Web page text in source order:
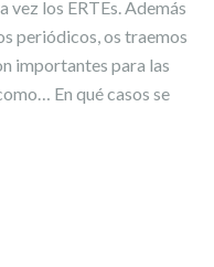
los ERTEs. Además
periódicos, os traemos
importantes para las
En qué casos se